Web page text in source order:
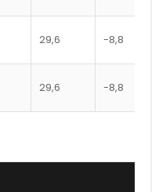
29,6 -8,8
29,6 -8,8